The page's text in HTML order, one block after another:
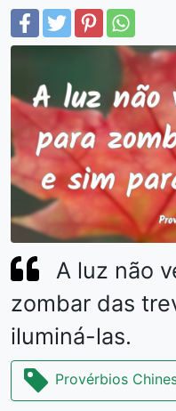
A luz não
zombar das
iluminá-las.
Provérbios